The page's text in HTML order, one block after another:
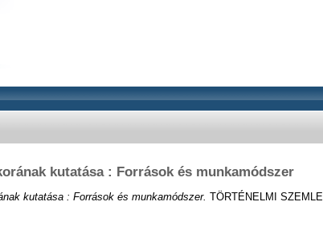
kutatása : Források és munkamódszer
kutatása : Források és munkamódszer. TÖRTÉNELMI SZEMLE,